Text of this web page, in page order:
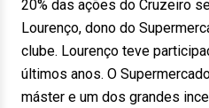
20% das ações do Cruzeiro
Lourenço, dono do
clube. Lourenço teve
últimos anos. O
máster e um dos grandes